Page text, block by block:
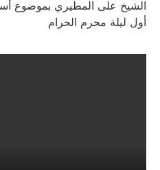
الشیخ علی المطیري بموضوع
أول لیلة محرم الحرام